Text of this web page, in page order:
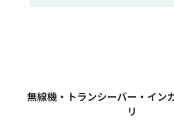
フリーワード入力(製品名等)
無線機・トランシーバー・イン
リ